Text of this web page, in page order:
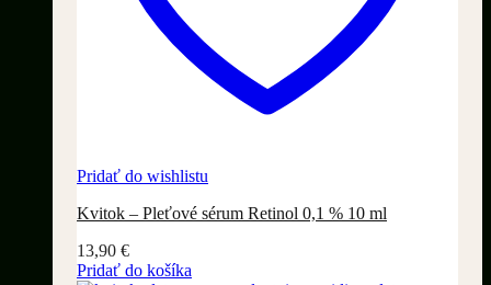
Pridať do wishlistu
Kvitok – Pleťové sérum Retinol 0,1 % 10 ml
13,90 €
Pridať do košíka